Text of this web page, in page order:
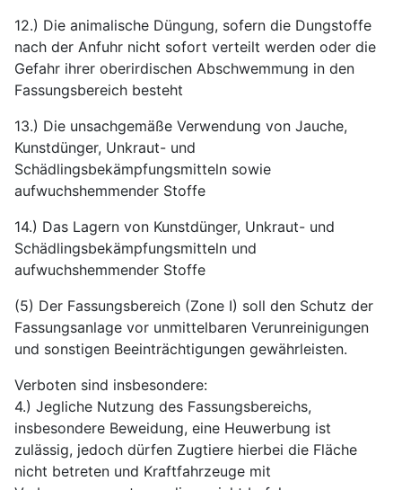
12.) Die animalische Düngung, sofern die Dungstoffe
nach der Anfuhr nicht sofort verteilt werden oder die
Gefahr ihrer oberirdischen Abschwemmung in den
Fassungsbereich besteht
13.) Die unsachgemäße Verwendung von Jauche,
Kunstdünger, Unkraut- und
Schädlingsbekämpfungsmitteln sowie
aufwuchshemmender Stoffe
14.) Das Lagern von Kunstdünger, Unkraut- und
Schädlingsbekämpfungsmitteln und
aufwuchshemmender Stoffe
(5) Der Fassungsbereich (Zone I) soll den Schutz der
Fassungsanlage vor unmittelbaren Verunreinigungen
und sonstigen Beeinträchtigungen gewährleisten.
Verboten sind insbesondere:
4.) Jegliche Nutzung des Fassungsbereichs,
insbesondere Beweidung, eine Heuwerbung ist
zulässig, jedoch dürfen Zugtiere hierbei die Fläche
nicht betreten und Kraftfahrzeuge mit